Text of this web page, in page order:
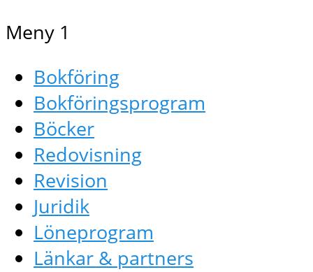
Meny 1
Bokföring
Bokföringsprogram
Böcker
Redovisning
Revision
Juridik
Löneprogram
Länkar & partners